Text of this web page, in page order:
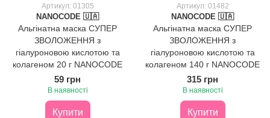
Артикул: 01305
NANOCODE 🇺🇦
Альгінатна маска СУПЕР
ЗВОЛОЖЕННЯ з
гіалуроновою кислотою та
колагеном 20 г NANOCODE
59 грн
В наявності
Купити
Артикул: 01482
NANOCODE 🇺🇦
Альгінатна маска СУПЕР
ЗВОЛОЖЕННЯ з
гіалуроновою кислотою та
колагеном 140 г NANOCODE
315 грн
В наявності
Купити